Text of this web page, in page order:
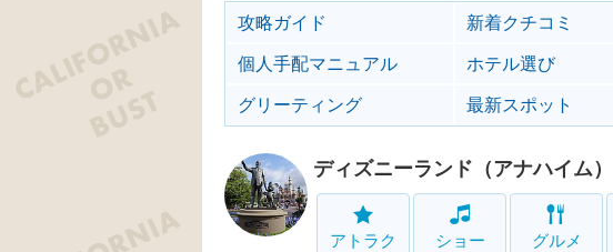
攻略ガイド 新着クチコミ
個人手配マニュアル
ホテル選び
グリーティング
最新スポット
ディズニーランド（アナハイム）
アトラク ショー グルメ